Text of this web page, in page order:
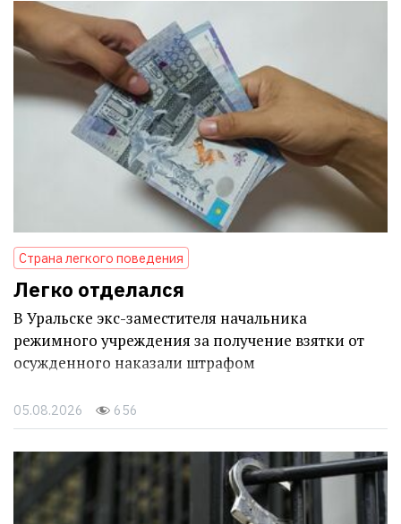
Страна легкого поведения
Легко отделался
В Уральске экс-заместителя начальника
режимного учреждения за получение взятки от
осужденного наказали штрафом
05.08.2026 656